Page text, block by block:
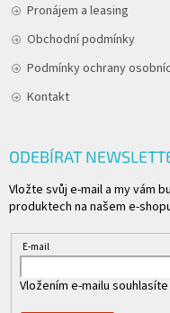
Pronájem a leasing
Obchodní podmínky
Podmínky ochrany
Kontakt
ODEBÍRAT
Vložte svůj e-mail a my vám
produktech na našem e-
E-mail
Vložením e-mailu